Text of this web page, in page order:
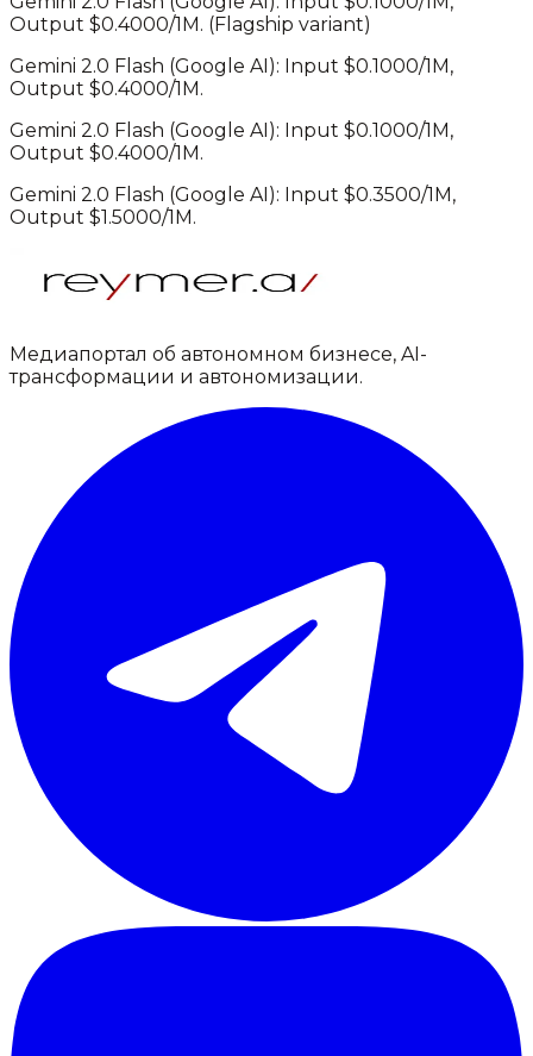
Output $0.4000/1M. (Flagship variant)
Gemini 2.0 Flash (Google AI): Input $0.1000/1M,
Output $0.4000/1M.
Gemini 2.0 Flash (Google AI): Input $0.1000/1M,
Output $0.4000/1M.
Gemini 2.0 Flash (Google AI): Input $0.3500/1M,
Output $1.5000/1M.
Медиапортал об автономном бизнесе, AI-
трансформации и автономизации.